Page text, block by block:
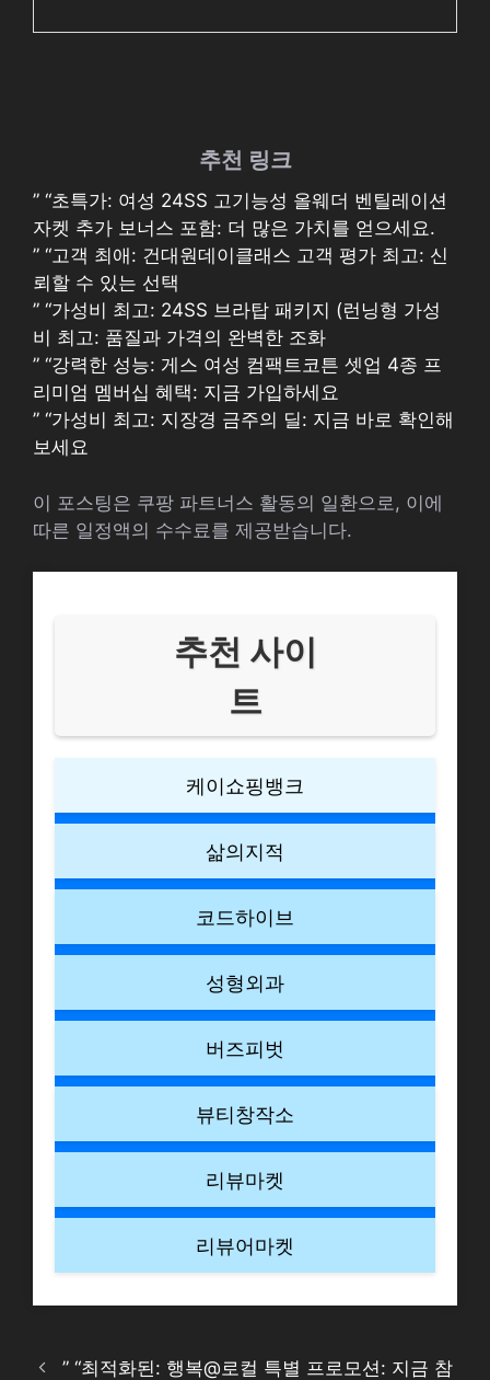
추천 링크
” “초특가: 여성 24SS 고기능성 올웨더 벤틸레이션
자켓 추가 보너스 포함: 더 많은 가치를 얻으세요.
” “고객 최애: 건대원데이클래스 고객 평가 최고: 신
뢰할 수 있는 선택
” “가성비 최고: 24SS 브라탑 패키지 (런닝형 가성
비 최고: 품질과 가격의 완벽한 조화
” “강력한 성능: 게스 여성 컴팩트코튼 셋업 4종 프
리미엄 멤버십 혜택: 지금 가입하세요
” “가성비 최고: 지장경 금주의 딜: 지금 바로 확인해
보세요
이 포스팅은 쿠팡 파트너스 활동의 일환으로, 이에
따른 일정액의 수수료를 제공받습니다.
추천 사이
트
케이쇼핑뱅크
삶의지적
코드하이브
성형외과
버즈피벗
뷰티창작소
리뷰마켓
리뷰어마켓
” “최적화된: 행복@로컬 특별 프로모션: 지금 참